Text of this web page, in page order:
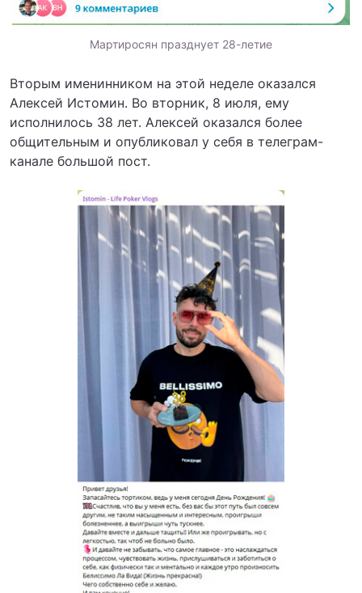
Мартиросян празднует 28-летие
Вторым именинником на этой неделе оказался
Алексей Истомин. Во вторник, 8 июля, ему
исполнилось 38 лет. Алексей оказался более
общительным и опубликовал у себя в телеграм-
канале большой пост.